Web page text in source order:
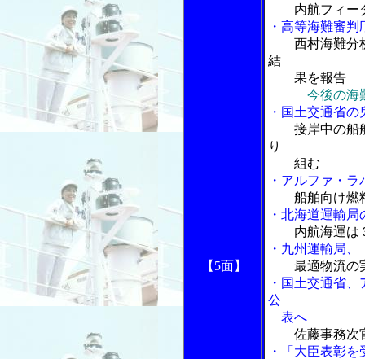
【5面】
内航フィー
・高等海難審
西村海難分
結
果を報告
今後の海
・国土交通省
接岸中の船
り
組む
・アルファ・
船舶向け燃
・北海道運輸
内航海運は
・九州運輸局
最適物流の
・国土交通省
公
表へ
佐藤事務次
・「大臣表彰